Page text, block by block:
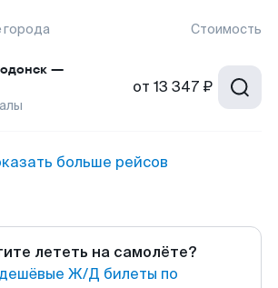
города Стоимость
—
от 13 347 ₽
больше рейсов
лететь на самолёте?
Ж/Д билеты по